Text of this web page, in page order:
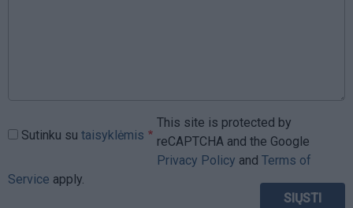
Sutinku su taisyklėmis
This site is protected by
reCAPTCHA and the Google
Privacy Policy and Terms of
Service apply.